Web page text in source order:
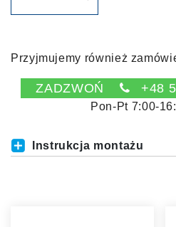
Przyjmujemy również
ZADZWOŃ +48
Pon-Pt 7:00-
Instrukcja montażu